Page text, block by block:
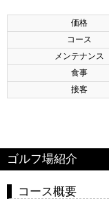
価格
コース
メンテナンス
食事
接客
ゴルフ場紹介
コース概要